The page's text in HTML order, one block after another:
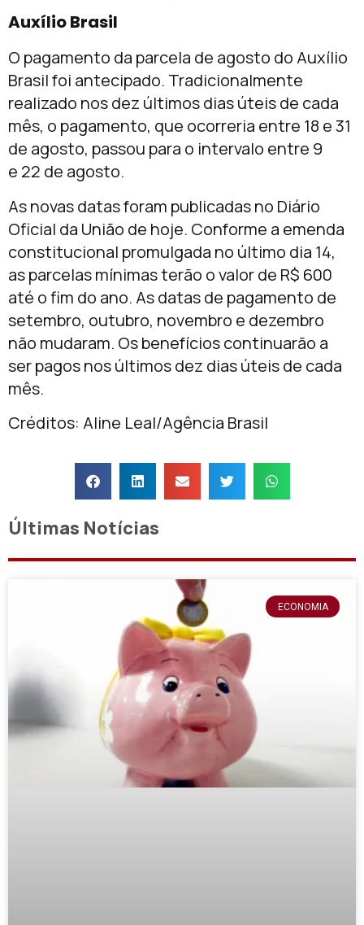
Auxílio Brasil
O pagamento da parcela de agosto do Auxílio
Brasil foi antecipado. Tradicionalmente
realizado nos dez últimos dias úteis de cada
mês, o pagamento, que ocorreria entre 18 e31
de agosto, passou para o intervalo entre 9
e 22 de agosto.
As novas datas foram publicadas no Diário
Oficial da União de hoje. Conforme a emenda
constitucional promulgada no último dia 14,
as parcelas mínimas terão o valor de R$ 600
até o fim do ano. As datas de pagamento de
setembro, outubro, novembro e dezembro
não mudaram. Os benefícios continuarão a
ser pagos nos últimos dez dias úteis de cada
mês.
Créditos: Aline Leal/Agência Brasil
Últimas Notícias
ECONOMIA